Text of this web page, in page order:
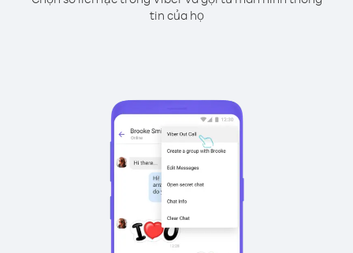
tin của họ